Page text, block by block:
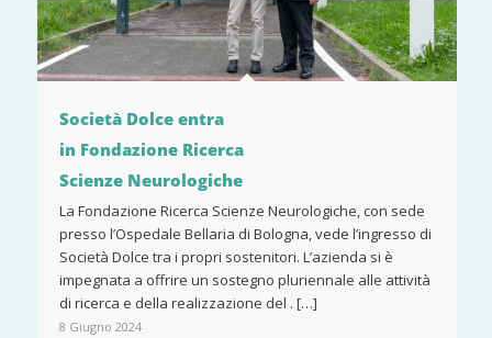
Società Dolce entra
in Fondazione Ricerca
Scienze Neurologiche
La Fondazione Ricerca Scienze Neurologiche, con sede
presso l’Ospedale Bellaria di Bologna, vede l’ingresso di
Società Dolce tra i propri sostenitori. L’azienda si è
impegnata a offrire un sostegno pluriennale alle attività
di ricerca e della realizzazione del . […]
8 Giugno 2024